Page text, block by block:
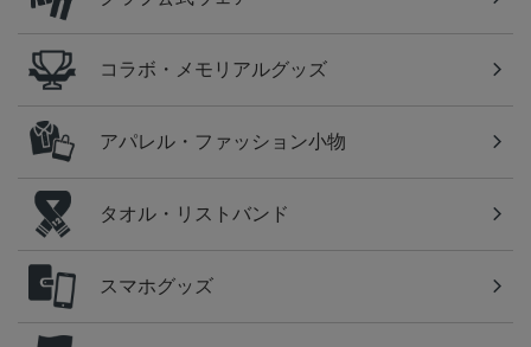
コラボ・メモリアルグッズ
アパレル・ファッション小物
タオル・リストバンド
スマホグッズ